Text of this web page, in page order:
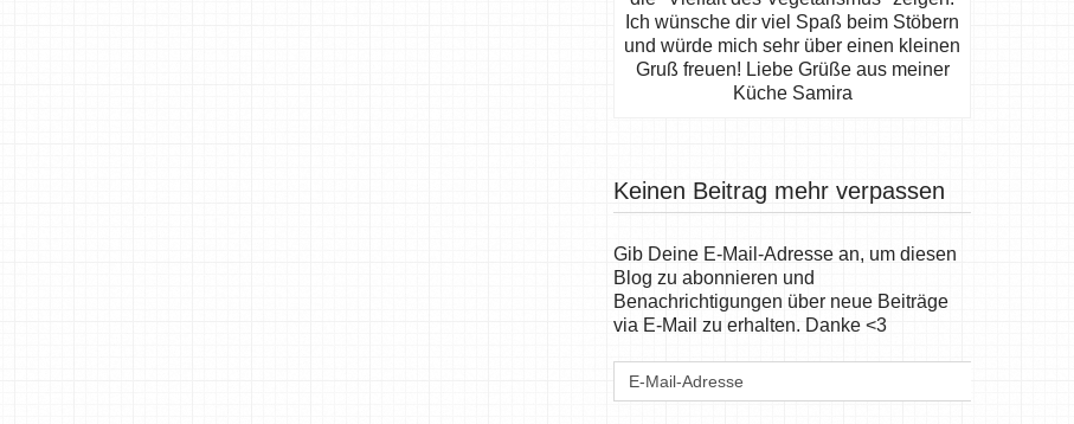
Ich wünsche dir viel Spaß beim Stöbern
und würde mich sehr über einen kleinen
Gruß freuen! Liebe Grüße aus meiner
Küche Samira
Keinen Beitrag mehr verpassen
Gib Deine E-Mail-Adresse an, um diesen
Blog zu abonnieren und
Benachrichtigungen über neue Beiträge
via E-Mail zu erhalten. Danke <3
E-